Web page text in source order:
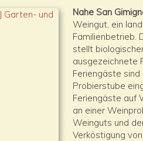
Nahe San
Weingut, ein
Familienbetrieb.
stellt
ausgezeichnete
Feriengäste
Probierstube
Feriengäste auf
an einer
Weinguts und
Verköstigung